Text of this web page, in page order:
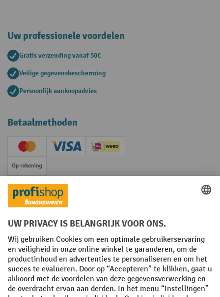
Uw professionele voordelen
Gratis verzending vanaf 50€
Veilige gegevensbescherming
Persoonlijk aankoopadvies
Betaalmethoden
Creditcard (Master)Creditcard (Visa)iDEAL | Wero
Op rekening
Sociale netwerken
Facebook
YouTube
LinkedIn
Instagram
Algemene leveringsvoorwaarden Copyright
Privacyverklaring Privacy Instellingen